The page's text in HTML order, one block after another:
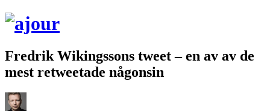
Fredrik Wikingssons tweet – en av av de
mest retweetade någonsin